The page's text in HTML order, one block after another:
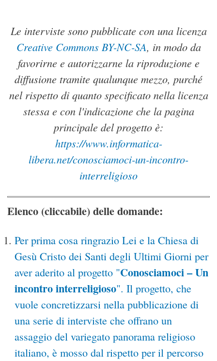
Le interviste sono pubblicate con una licenza
Creative Commons BY-NC-SA, in modo da
favorirne e autorizzarne la riproduzione e
diffusione tramite qualunque mezzo, purché
nel rispetto di quanto specificato nella licenza
stessa e con l'indicazione che la pagina
principale del progetto è:
https://www.informatica-
libera.net/conosciamoci-un-incontro-
interreligioso
Elenco (cliccabile) delle domande:
Per prima cosa ringrazio Lei e la Chiesa di
Gesù Cristo dei Santi degli Ultimi Giorni per
aver aderito al progetto "Conosciamoci – Un
incontro interreligioso". Il progetto, che
vuole concretizzarsi nella pubblicazione di
una serie di interviste che offrano un
assaggio del variegato panorama religioso
italiano, è mosso dal rispetto per il percorso